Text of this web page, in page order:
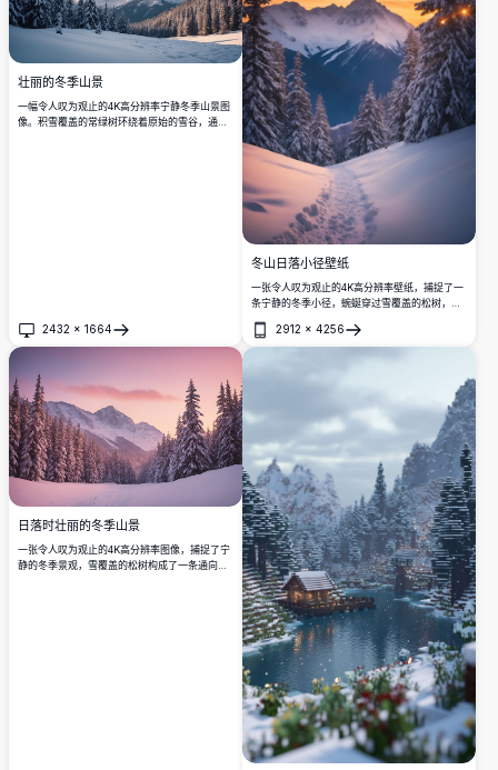
壮丽的冬季山景
一幅令人叹为观止的4K高分辨率宁静冬季山景图
像。积雪覆盖的常绿树环绕着原始的雪谷，通向
2432 × 1664
打开
冬山日落小径壁纸
一张令人叹为观止的4K高分辨率壁纸，捕捉了一
条宁静的冬季小径，蜿蜒穿过雪覆盖的松树，通
向日落时分雄伟的山脉。天空闪耀着橙色和粉色
的鲜艳色调，为冰雪覆盖的景观投下温暖的光
芒。适合自然爱好者，这张惊艳的图片将雪山逃
2912 × 4256
打开
日落时壮丽的冬季山景
一张令人叹为观止的4K高分辨率图像，捕捉了宁
静的冬季景观，雪覆盖的松树构成了一条通向雄